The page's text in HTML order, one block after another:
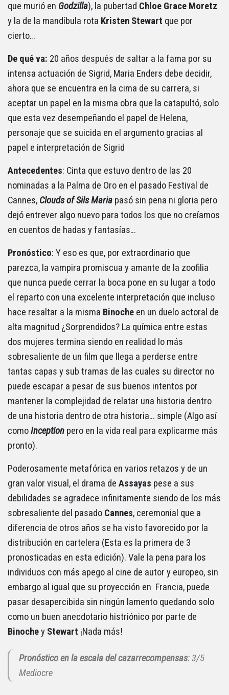
que murió en Godzilla), la pubertad Chloe Grace Moretz
y la de la mandíbula rota Kristen Stewart que por
cierto…
De qué va: 20 años después de saltar a la fama por su
intensa actuación de Sigrid, Maria Enders debe decidir,
ahora que se encuentra en la cima de su carrera, si
aceptar un papel en la misma obra que la catapultó, solo
que esta vez desempeñando el papel de Helena,
personaje que se suicida en el argumento gracias al
papel e interpretación de Sigrid
Antecedentes: Cinta que estuvo dentro de las 20
nominadas a la Palma de Oro en el pasado Festival de
Cannes, Clouds of Sils Maria pasó sin pena ni gloria pero
dejó entrever algo nuevo para todos los que no creíamos
en cuentos de hadas y fantasías…
Pronóstico: Y eso es que, por extraordinario que
parezca, la vampira promiscua y amante de la zoofilia
que nunca puede cerrar la boca pone en su lugar a todo
el reparto con una excelente interpretación que incluso
hace resaltar a la misma Binoche en un duelo actoral de
alta magnitud ¿Sorprendidos? La química entre estas
dos mujeres termina siendo en realidad lo más
sobresaliente de un film que llega a perderse entre
tantas capas y sub tramas de las cuales su director no
puede escapar a pesar de sus buenos intentos por
mantener la complejidad de relatar una historia dentro
de una historia dentro de otra historia… simple (Algo así
comoInception pero en la vida real para explicarme más
pronto).
Poderosamente metafórica en varios retazos y de un
gran valor visual, el drama de Assayas pese a sus
debilidades se agradece infinitamente siendo de los más
sobresaliente del pasado Cannes, ceremonial que a
diferencia de otros años se ha visto favorecido por la
distribución en cartelera (Esta es la primera de 3
pronosticadas en esta edición). Vale la pena para los
individuos con más apego al cine de autor y europeo, sin
embargo al igual que su proyección en Francia, puede
pasar desapercibida sin ningún lamento quedando solo
como un buen anecdotario histriónico por parte de
Binochey Stewart ¡Nada más!
Pronóstico en la escala del cazarrecompensas: 3/5
Mediocre